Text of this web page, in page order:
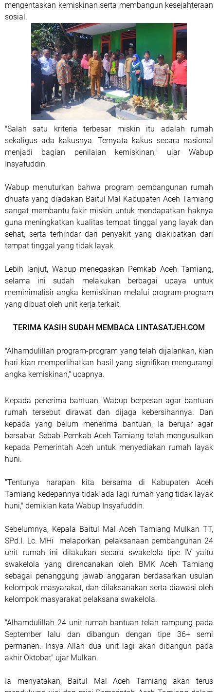
mengentaskan kemiskinan serta membangun kesejahteraan
sosial.
"Salah satu kriteria terbesar miskin itu adalah rumah
sekaligus ada kakusnya. Ternyata kakus secara nasional
menjadi bagian penilaian kemiskinan," ujar Wabup
Insyafuddin.
Wabup menuturkan bahwa program pembangunan rumah
dhuafa yang diadakan Baitul Mal Kabupaten Aceh Tamiang
sangat membantu fakir miskin untuk mendapatkan haknya
guna meningkatkan kualitas tempat tinggal yang layak dan
sehat, serta terhindar dari penyakit yang diakibatkan dari
tempat tinggal yang tidak layak.
Lebih lanjut, Wabup menegaskan Pemkab Aceh Tamiang,
selama ini sudah melakukan berbagai upaya untuk
meminimalisir angka kemiskinan melalui program-program
yang dibuat oleh unit kerja terkait.
TERIMA KASIH SUDAH MEMBACA LINTASATJEH.COM
"Alhamdulillah program-program yang telah dijalankan, kian
hari kian memperlihatkan hasil yang signifikan mengurangi
angka kemiskinan," ucapnya.
Kepada penerima bantuan, Wabup berpesan agar bantuan
rumah tersebut dirawat dan dijaga kebersihannya. Dan
kepada yang belum menerima bantuan, Ia berujar agar
bersabar. Sebab Pemkab Aceh Tamiang telah mengusulkan
kepada Pemerintah Aceh untuk menyediakan rumah layak
huni.
"Tentunya harapan kita bersama di Kabupaten Aceh
Tamiang kedepannya tidak ada lagi rumah yang tidak layak
huni," demikian kata Wabup Insyafuddin.
Sebelumnya, Kepala Baitul Mal Aceh Tamiang Mulkan TT,
SPd.I. Lc. MHi melaporkan, pelaksanaan pembangunan 24
unit rumah ini dilakukan secara swakelola tipe IV yaitu
swakelola yang direncanakan oleh BMK Aceh Tamiang
sebagai penanggung jawab anggaran berdasarkan usulan
kelompok masyarakat, dan dilaksanakan serta diawasi oleh
kelompok masyarakat pelaksana swakelola.
"Alhamdulillah 24 unit rumah bantuan telah rampung pada
September lalu dan dibangun dengan tipe 36+ semi
permanen. Insya Allah dua unit lagi akan dibangun pada
akhir Oktober," ujar Mulkan.
Ia menyatakan, Baitul Mal Aceh Tamiang akan terus